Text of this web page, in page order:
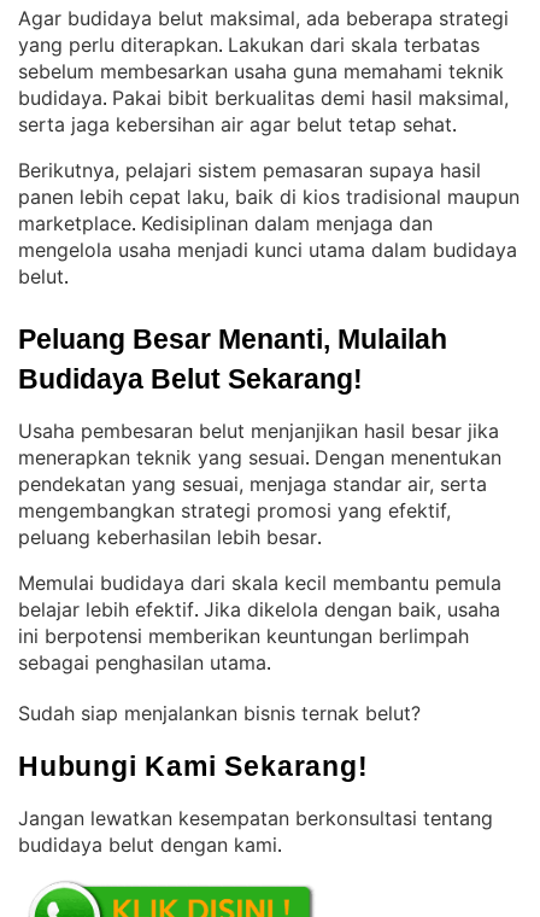
Agar budidaya belut maksimal, ada beberapa strategi
yang perlu diterapkan. Lakukan dari skala terbatas
sebelum membesarkan usaha guna memahami teknik
budidaya. Pakai bibit berkualitas demi hasil maksimal,
serta jaga kebersihan air agar belut tetap sehat.
Berikutnya, pelajari sistem pemasaran supaya hasil
panen lebih cepat laku, baik di kios tradisional maupun
marketplace. Kedisiplinan dalam menjaga dan
mengelola usaha menjadi kunci utama dalam budidaya
belut.
Peluang Besar Menanti, Mulailah
Budidaya Belut Sekarang!
Usaha pembesaran belut menjanjikan hasil besar jika
menerapkan teknik yang sesuai. Dengan menentukan
pendekatan yang sesuai, menjaga standar air, serta
mengembangkan strategi promosi yang efektif,
peluang keberhasilan lebih besar.
Memulai budidaya dari skala kecil membantu pemula
belajar lebih efektif. Jika dikelola dengan baik, usaha
ini berpotensi memberikan keuntungan berlimpah
sebagai penghasilan utama.
Sudah siap menjalankan bisnis ternak belut?
Hubungi Kami Sekarang!
Jangan lewatkan kesempatan berkonsultasi tentang
budidaya belut dengan kami.